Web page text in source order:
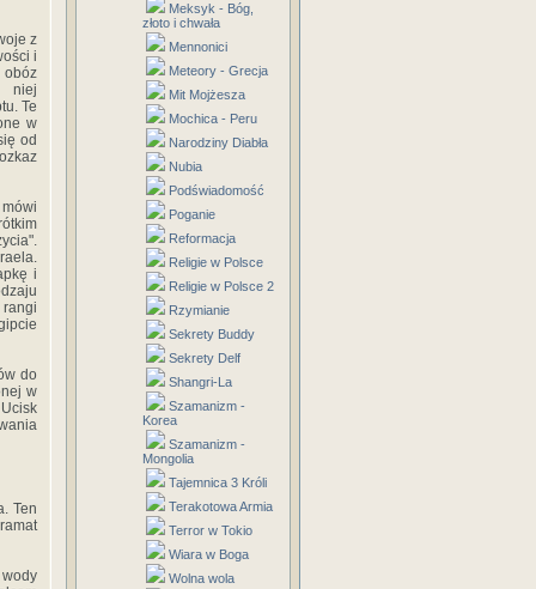
z
i
obóz
niej
Te
w
od
i
do
w
Ten
Meksyk - Bóg,
złoto i chwała
Mennonici
Meteory - Grecja
Mit Mojżesza
Mochica - Peru
Narodziny Diabła
Nubia
Podświadomość
Poganie
Reformacja
Religie w Polsce
Religie w Polsce 2
Rzymianie
Sekrety Buddy
Sekrety Delf
Shangri-La
Szamanizm -
Korea
Szamanizm -
Mongolia
Tajemnica 3 Króli
Terakotowa Armia
Terror w Tokio
Wiara w Boga
Wolna wola